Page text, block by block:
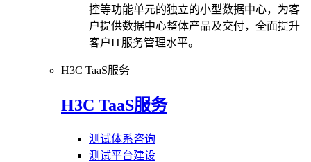
控等功能单元的独立的小型数据中心，为客
户提供数据中心整体产品及交付，全面提升
客户IT服务管理水平。
H3C TaaS服务
H3C TaaS服务
测试体系咨询
测试平台建设